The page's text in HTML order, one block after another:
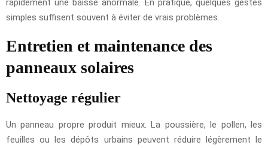
rapidement une baisse anormale. En pratique, quelques gestes
simples suffisent souvent à éviter de vrais problèmes.
Entretien et maintenance des
panneaux solaires
Nettoyage régulier
Un panneau propre produit mieux. La poussière, le pollen, les
feuilles ou les dépôts urbains peuvent réduire légèrement le